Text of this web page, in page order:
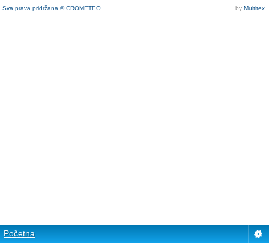
Sva prava pridržana © CROMETEO by Multitex
Početna